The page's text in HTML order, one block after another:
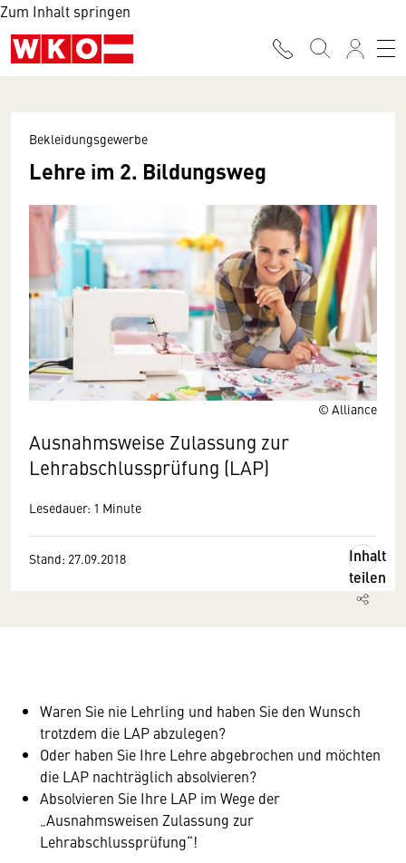
Zum Inhalt springen
© Alliance
Bekleidungsgewerbe
Lehre im 2. Bildungsweg
Ausnahmsweise Zulassung zur
Lehrabschlussprüfung (LAP)
Lesedauer: 1 Minute
Stand: 27.09.2018
Inhalt
teilen
Waren Sie nie Lehrling und haben Sie den Wunsch
trotzdem die LAP abzulegen?
Oder haben Sie Ihre Lehre abgebrochen und möchten
die LAP nachträglich absolvieren?
Absolvieren Sie Ihre LAP im Wege der
„Ausnahmsweisen Zulassung zur
Lehrabschlussprüfung“!